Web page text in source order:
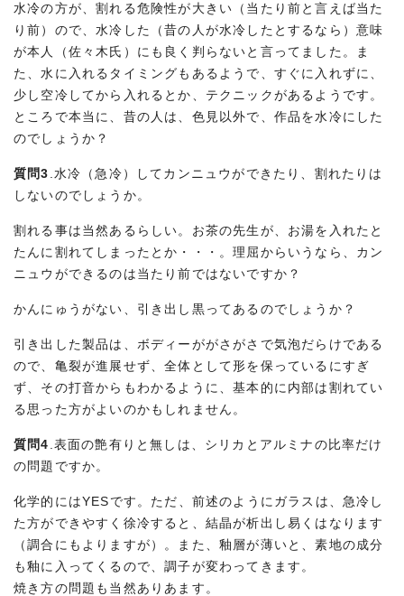
水冷の方が、割れる危険性が大きい（当たり前と言えば当た
り前）ので、水冷した（昔の人が水冷したとするなら）意味
が本人（佐々木氏）にも良く判らないと言ってました。ま
た、水に入れるタイミングもあるようで、すぐに入れずに、
少し空冷してから入れるとか、テクニックがあるようです。
ところで本当に、昔の人は、色見以外で、作品を水冷にした
のでしょうか？
質問3 .水冷（急冷）してカンニュウができたり、割れたりは
しないのでしょうか。
割れる事は当然あるらしい。お茶の先生が、お湯を入れたと
たんに割れてしまったとか・・・。理屈からいうなら、カン
ニュウができるのは当たり前ではないですか？
かんにゅうがない、引き出し黒ってあるのでしょうか？
引き出した製品は、ボディーががさがさで気泡だらけである
ので、亀裂が進展せず、全体として形を保っているにすぎ
ず、その打音からもわかるように、基本的に内部は割れてい
る思った方がよいのかもしれません。
質問4 .表面の艶有りと無しは、シリカとアルミナの比率だけ
の問題ですか。
化学的にはYESです。ただ、前述のようにガラスは、急冷し
た方ができやすく徐冷すると、結晶が析出し易くはなります
（調合にもよりますが）。また、釉層が薄いと、素地の成分
も釉に入ってくるので、調子が変わってきます。
焼き方の問題も当然ありあます。